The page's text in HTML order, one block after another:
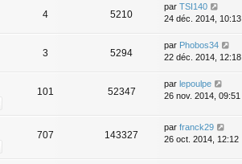
4 5210
par TSI140
24 déc. 2014, 10:13
3 5294
par Phobos34
22 déc. 2014, 12:18
101 52347
par lepoulpe
26 nov. 2014, 09:51
707 143327
par franck29
26 oct. 2014, 12:12